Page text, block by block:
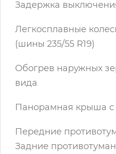
Задержка
Легкосплавные
(шины 235/55 R19)
Обогрев наружных
вида
Панорамная крыша
Передние
Задние